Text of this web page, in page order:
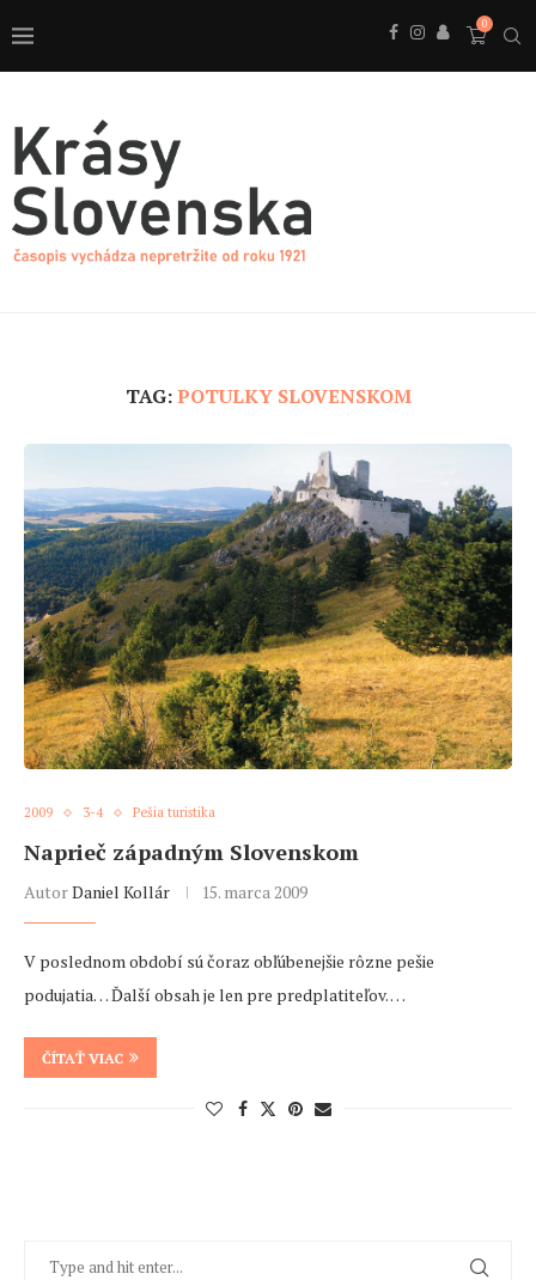
0
TAG:POTULKY SLOVENSKOM
2009 3-4 Pešia turistika
Naprieč západným Slovenskom
AutorDaniel Kollár 15. marca 2009
V poslednom období sú čoraz obľúbenejšie rôzne pešie
podujatia… Ďalší obsah je len pre predplatiteľov. …
ČÍTAŤ VIAC